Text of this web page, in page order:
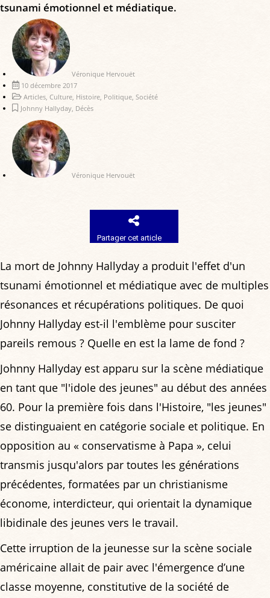
tsunami émotionnel et médiatique.
Véronique Hervouët
10 décembre 2017
Articles, Culture, Histoire, Politique, Société
Johnny Hallyday, Décès
Véronique Hervouët
Partager cet article
La mort de Johnny Hallyday a produit l'effet d'un
tsunami émotionnel et médiatique avec de multiples
résonances et récupérations politiques. De quoi
Johnny Hallyday est-il l'emblème pour susciter
pareils remous ? Quelle en est la lame de fond ?
Johnny Hallyday est apparu sur la scène médiatique
en tant que "l'idole des jeunes" au début des années
60. Pour la première fois dans l'Histoire, "les jeunes"
se distinguaient en catégorie sociale et politique. En
opposition au « conservatisme à Papa », celui
transmis jusqu'alors par toutes les générations
précédentes, formatées par un christianisme
économe, interdicteur, qui orientait la dynamique
libidinale des jeunes vers le travail.
Cette irruption de la jeunesse sur la scène sociale
américaine allait de pair avec l'émergence d’une
classe moyenne, constitutive de la société de